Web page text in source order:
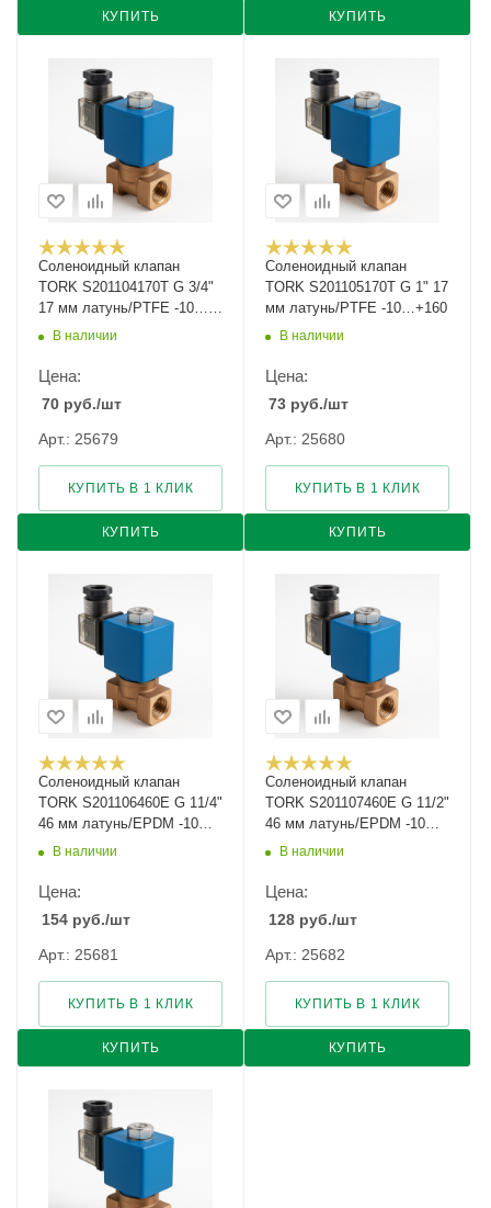
КУПИТЬ КУПИТЬ
Соленоидный клапан
TORK S201104170T G 3/4"
17 мм латунь/PTFE -10…
+160
В наличии
Цена:
70 руб./шт
Арт.: 25679
КУПИТЬ
КУПИТЬ В 1 КЛИК
Соленоидный клапан
TORK S201105170T G 1" 17
мм латунь/PTFE -10…+160
В наличии
Цена:
73 руб./шт
Арт.: 25680
КУПИТЬ
КУПИТЬ В 1 КЛИК
Соленоидный клапан
TORK S201106460E G 11/4"
46 мм латунь/EPDM -10…
+140
В наличии
Цена:
154 руб./шт
Арт.: 25681
КУПИТЬ
КУПИТЬ В 1 КЛИК
Соленоидный клапан
TORK S201107460E G 11/2"
46 мм латунь/EPDM -10…
+140
В наличии
Цена:
128 руб./шт
Арт.: 25682
КУПИТЬ
КУПИТЬ В 1 КЛИК